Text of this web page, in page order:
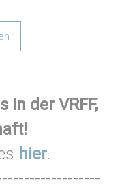
in der VRFF,
hier.